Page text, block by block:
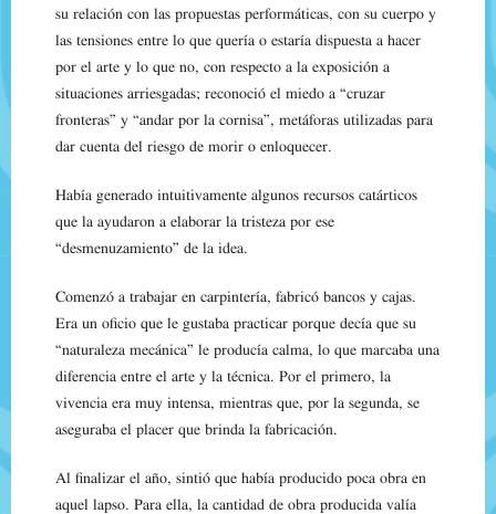
su relación con las propuestas performáticas, con su cuerpo y
las tensiones entre lo que quería o estaría dispuesta a hacer
por el arte y lo que no, con respecto a la exposición a
situaciones arriesgadas; reconoció el miedo a “cruzar
fronteras” y “andar por la cornisa”, metáforas utilizadas para
dar cuenta del riesgo de morir o enloquecer.
Había generado intuitivamente algunos recursos catárticos
que la ayudaron a elaborar la tristeza por ese
“desmenuzamiento” de la idea.
Comenzó a trabajar en carpintería, fabricó bancos y cajas.
Era un oficio que le gustaba practicar porque decía que su
“naturaleza mecánica” le producía calma, lo que marcaba una
diferencia entre el arte y la técnica. Por el primero, la
vivencia era muy intensa, mientras que, por la segunda, se
aseguraba el placer que brinda la fabricación.
Al finalizar el año, sintió que había producido poca obra en
aquel lapso. Para ella, la cantidad de obra producida valía